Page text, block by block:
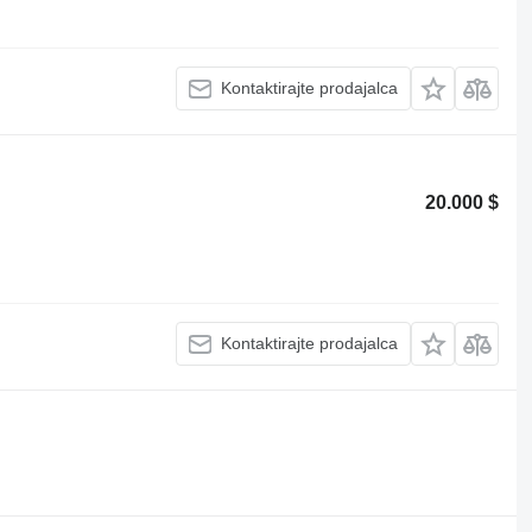
Kontaktirajte prodajalca
20.000 $
Kontaktirajte prodajalca